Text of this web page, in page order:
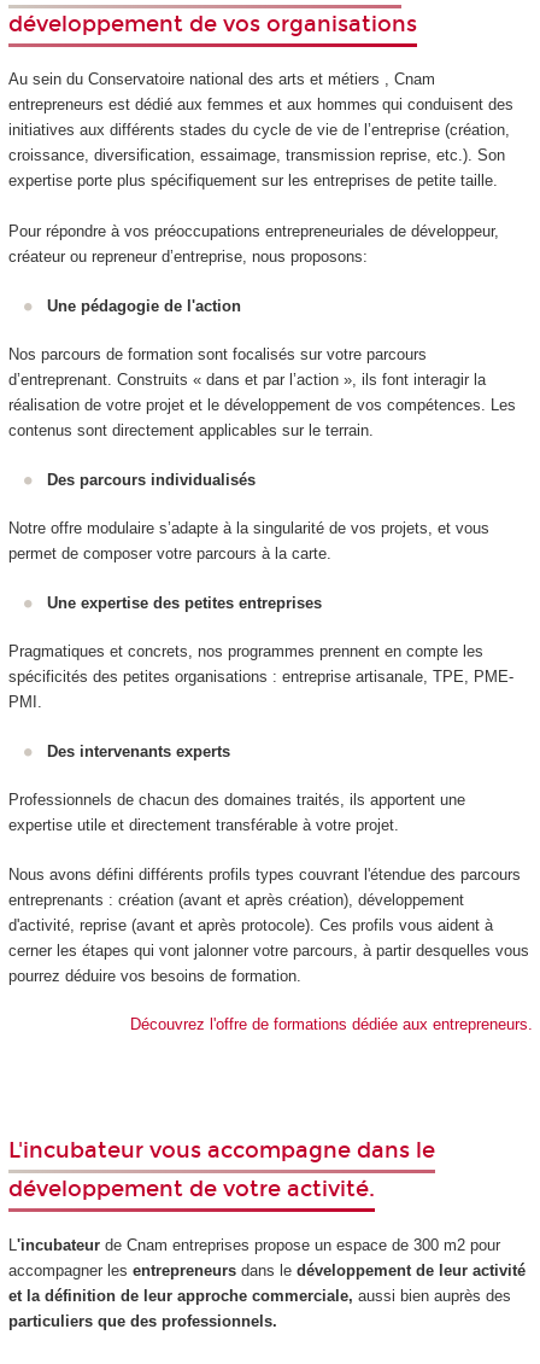
développement de vos organisations
Au sein du Conservatoire national des arts et métiers , Cnam
entrepreneurs est dédié aux femmes et aux hommes qui conduisent des
initiatives aux différents stades du cycle de vie de l’entreprise (création,
croissance, diversification, essaimage, transmission reprise, etc.). Son
expertise porte plus spécifiquement sur les entreprises de petite taille.
Pour répondre à vos préoccupations entrepreneuriales de développeur,
créateur ou repreneur d’entreprise, nous proposons:
Une pédagogie de l'action
Nos parcours de formation sont focalisés sur votre parcours
d’entreprenant. Construits « dans et par l’action », ils font interagir la
réalisation de votre projet et le développement de vos compétences. Les
contenus sont directement applicables sur le terrain.
Des parcours individualisés
Notre offre modulaire s’adapte à la singularité de vos projets, et vous
permet de composer votre parcours à la carte.
Une expertise des petites entreprises
Pragmatiques et concrets, nos programmes prennent en compte les
spécificités des petites organisations : entreprise artisanale, TPE, PME-
PMI.
Des intervenants experts
Professionnels de chacun des domaines traités, ils apportent une
expertise utile et directement transférable à votre projet.
Nous avons défini différents profils types couvrant l'étendue des parcours
entreprenants : création (avant et après création), développement
d'activité, reprise (avant et après protocole). Ces profils vous aident à
cerner les étapes qui vont jalonner votre parcours, à partir desquelles vous
pourrez déduire vos besoins de formation.
Découvrez l'offre de formations dédiée aux entrepreneurs.
L'incubateur vous accompagne dans le
développement de votre activité.
'incubateurde Cnam entreprises propose un espace de 300 m2 pour
accompagner les entrepreneursdans le développement de leur activité
et la définition de leur approche commerciale, aussi bien auprès des
particuliers que des professionnels.